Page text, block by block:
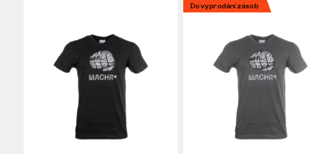
Do vyprodání zásob